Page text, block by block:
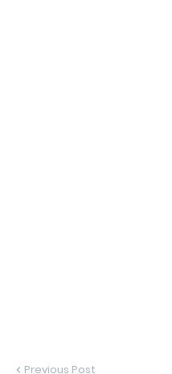
Previous Post